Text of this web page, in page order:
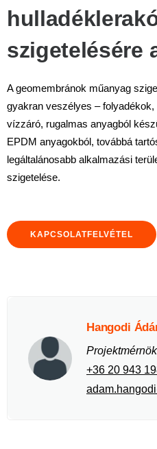
szigetelésére
A geomembránok műanyag
gyakran veszélyes –
vízzáró, rugalmas anyagból
EPDM anyagokból, továbbá
legáltalánosabb alkalmazási
szigetelése.
KAPCSOLATFELVÉTEL
Hangodi
Projektmérnök
+36 20 943